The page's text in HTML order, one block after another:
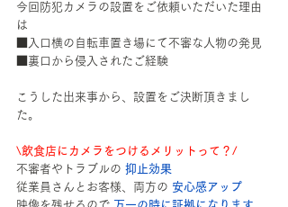
今回防犯カメラの設置をご依頼いただいた理由
は
■入口横の自転車置き場にて不審な人物の発見
■裏口から侵入されたご経験
こうした出来事から、設置をご決断頂きまし
た。
\飲食店にカメラをつけるメリットって？/
不審者やトラブルの 抑止効果
従業員さんとお客様、両方の 安心感アップ